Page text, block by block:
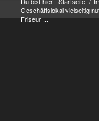
Geschäftslokal vielseitig
Friseur ...